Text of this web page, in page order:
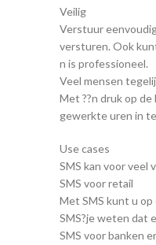
Veilig
Verstuur
versturen. Ook
n is professioneel.
Veel mensen
Met ??n druk op
gewerkte uren in
Use cases
SMS kan voor veel
SMS voor retail
Met SMS kunt u
SMS?je weten dat
SMS voor banken